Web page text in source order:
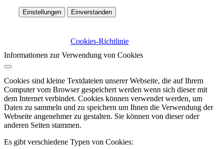
Einstellungen Einverstanden
Cookies-Richtlinie
Informationen zur Verwendung von Cookies
Cookies sind kleine Textdateien unserer Webseite, die auf Ihrem
Computer vom Browser gespeichert werden wenn sich dieser mit
dem Internet verbindet. Cookies können verwendet werden, um
Daten zu sammeln und zu speichern um Ihnen die Verwendung der
Webseite angenehmer zu gestalten. Sie können von dieser oder
anderen Seiten stammen.
Es gibt verschiedene Typen von Cookies: